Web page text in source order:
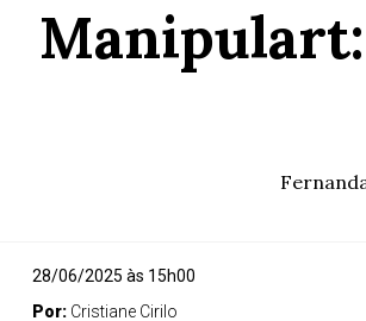
28/06/2025 às 15h00
Por: Cristiane Cirilo